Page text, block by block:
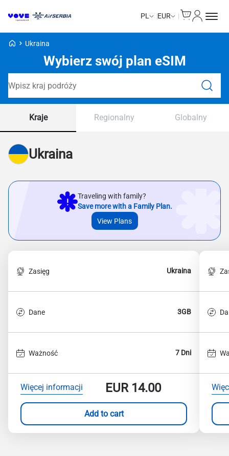
PL EUR
Strona główna Voye
Ukraina
Wybierz swój plan eSIM
Kraje Regionalny Globalny
Ukraina
Traveling with family?
Save more with a Family Plan.
View Plans
Zasięg Ukraina
Dane 3GB
Ważność 7 Dni
Więcej informacji EUR14.00
Add to cart